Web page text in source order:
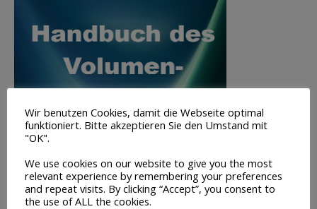
Wir benutzen Cookies, damit die Webseite optimal
funktioniert. Bitte akzeptieren Sie den Umstand mit
"OK".
We use cookies on our website to give you the most
relevant experience by remembering your preferences
and repeat visits. By clicking “Accept”, you consent to
the use of ALL the cookies.